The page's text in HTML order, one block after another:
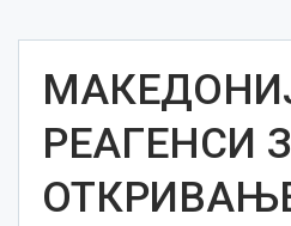
РЕАГЕНСИ